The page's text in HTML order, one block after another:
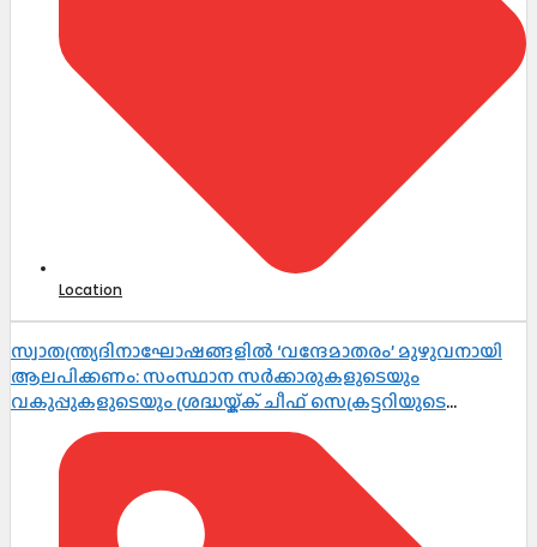
Location
സ്വാതന്ത്ര്യദിനാഘോഷങ്ങളിൽ ‘വന്ദേമാതരം’ മുഴുവനായി
ആലപിക്കണം: സംസ്ഥാന സർക്കാരുകളുടെയും
വകുപ്പുകളുടെയും ശ്രദ്ധയ്ക്ക് ചീഫ് സെക്രട്ടറിയുടെ
നിർദ്ദേശം